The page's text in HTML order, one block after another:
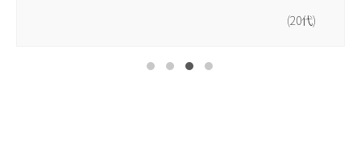
(50代)